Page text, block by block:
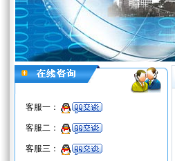
客服一：
客服二：
客服三：